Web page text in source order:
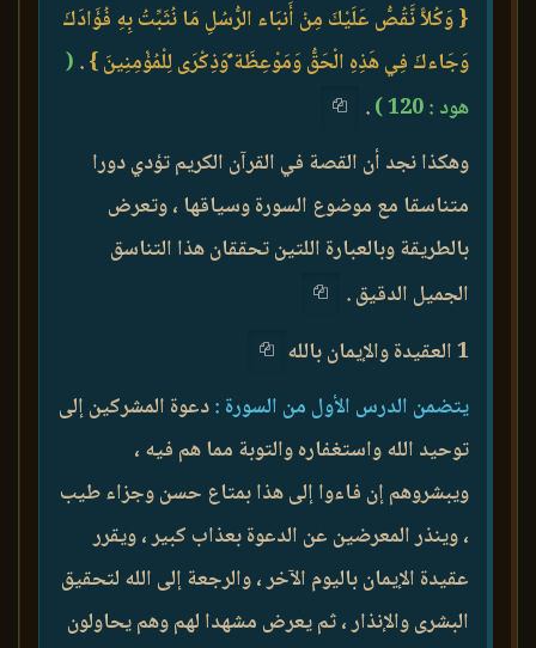
{ وَكُلاًّ نَّقُصُّ عَلَيْكَ مِنْ أَنبَاء الرُّسُلِ مَا نُثَبِّتُ بِهِ فُؤَادَكَ
وَجَاءكَ فِي هَذِهِ الْحَقُّ وَمَوْعِظَة ٌوَذِكْرَى لِلْمُؤْمِنِينَ }.
(
هود : 120 )
.
وهكذا نجد أن القصة في القرآن الكريم تؤدي دورا
متناسقا مع موضوع السورة وسياقها ، وتعرض
بالطريقة وبالعبارة اللتين تحققان هذا التناسق
الجميل الدقيق .
1 العقيدة والإيمان بالله
يتضمن الدرس الأول من السورة :دعوة المشركين إلى
توحيد الله واستغفاره والتوبة مما هم فيه ،
ويبشروهم إن فاءوا إلى هذا بمتاع حسن وجزاء طيب
، وينذر المعرضين عن الدعوة بعذاب كبير ، ويقرر
عقيدة الإيمان باليوم الآخر ، والرجعة إلى الله لتحقيق
البشرى والإنذار ، ثم يعرض مشهدا لهم وهم يحاولون